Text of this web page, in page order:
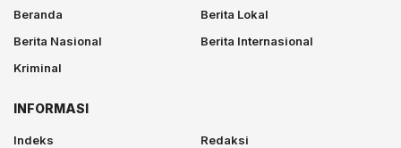
Beranda
Berita Lokal
Berita Nasional
Berita Internasional
Kriminal
INFORMASI
Indeks
Redaksi